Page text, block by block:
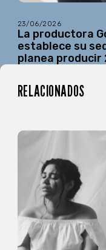
23/06/2026
La productora
establece su
planea
RELACIONADOS